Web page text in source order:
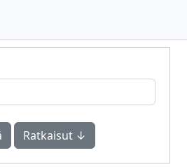
Ratkaisut ↓